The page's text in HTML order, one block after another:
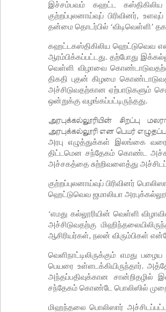
இச்சம்பவம் கஹட்ட
குற்றப்புலனாய்வுப் பிரிவினர்,
தன்மை தொடர்பில் ‘விடிவெள்ளி’
கஹட்டகஸ்திகிலிய ஹெட்டுவெவ
ஆரம்பிக்கப்பட்டது. தற்போது
வெள்ளி விழாவை
திகதி புதன் கிழமை
அச்சிடுவதற்கான ஏற்பாடுகளும்
ஒன்றுக்கு வழங்கப்பட்டிருந்தது.
அரபுக்கல்லூரியின் சிறப்பு
அரபுக்கல்லூரி என பெயர்
அரபு எழுத்துக்கள் இலங்கை
திட்டமென சந்தேகம் கொண்ட
அச்சகத்தை சுற்றிவளைத்து
குற்றப்புலனாய்வுப் பிரிவினர்
ஹெட்டுவெவ ஜமாலியா
‘எமது கல்லூரியின் வெள்ளி
அச்சிடுவதற்கு
ஆசிரியர்கள், நலன் விரும்பிகள்
வெளிநாட்டிலிருக்கும் எமது
பெயரை உள்ளடக்கியிருந்தார்.
அந்தப்பதிவுக்கான சான்றிதழில்
சந்தேகம் கொண்டே பொலிஸில்
மிஹந்தலை பொலிஸார் அச்சிடப்பட்ட